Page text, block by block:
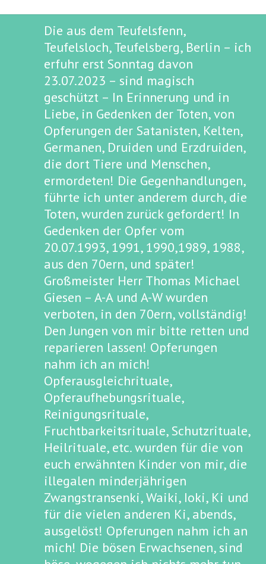
Die aus dem Teufelsfenn,
Teufelsloch, Teufelsberg, Berlin – ich
erfuhr erst Sonntag davon
23.07.2023 – sind magisch
geschützt – In Erinnerung und in
Liebe, in Gedenken der Toten, von
Opferungen der Satanisten, Kelten,
Germanen, Druiden und Erzdruiden,
die dort Tiere und Menschen,
ermordeten! Die Gegenhandlungen,
führte ich unter anderem durch, die
Toten, wurden zurück gefordert! In
Gedenken der Opfer vom
20.07.1993, 1991, 1990,1989, 1988,
aus den 70ern, und später!
Großmeister Herr Thomas Michael
Giesen – A-A und A-W wurden
verboten, in den 70ern, vollständig!
Den Jungen von mir bitte retten und
reparieren lassen! Opferungen
nahm ich an mich!
Opferausgleichrituale,
Opferaufhebungsrituale,
Reinigungsrituale,
Fruchtbarkeitsrituale, Schutzrituale,
Heilrituale, etc. wurden für die von
euch erwähnten Kinder von mir, die
illegalen minderjährigen
Zwangstransenki, Waiki, Ioki, Ki und
für die vielen anderen Ki, abends,
ausgelöst! Opferungen nahm ich an
mich! Die bösen Erwachsenen, sind